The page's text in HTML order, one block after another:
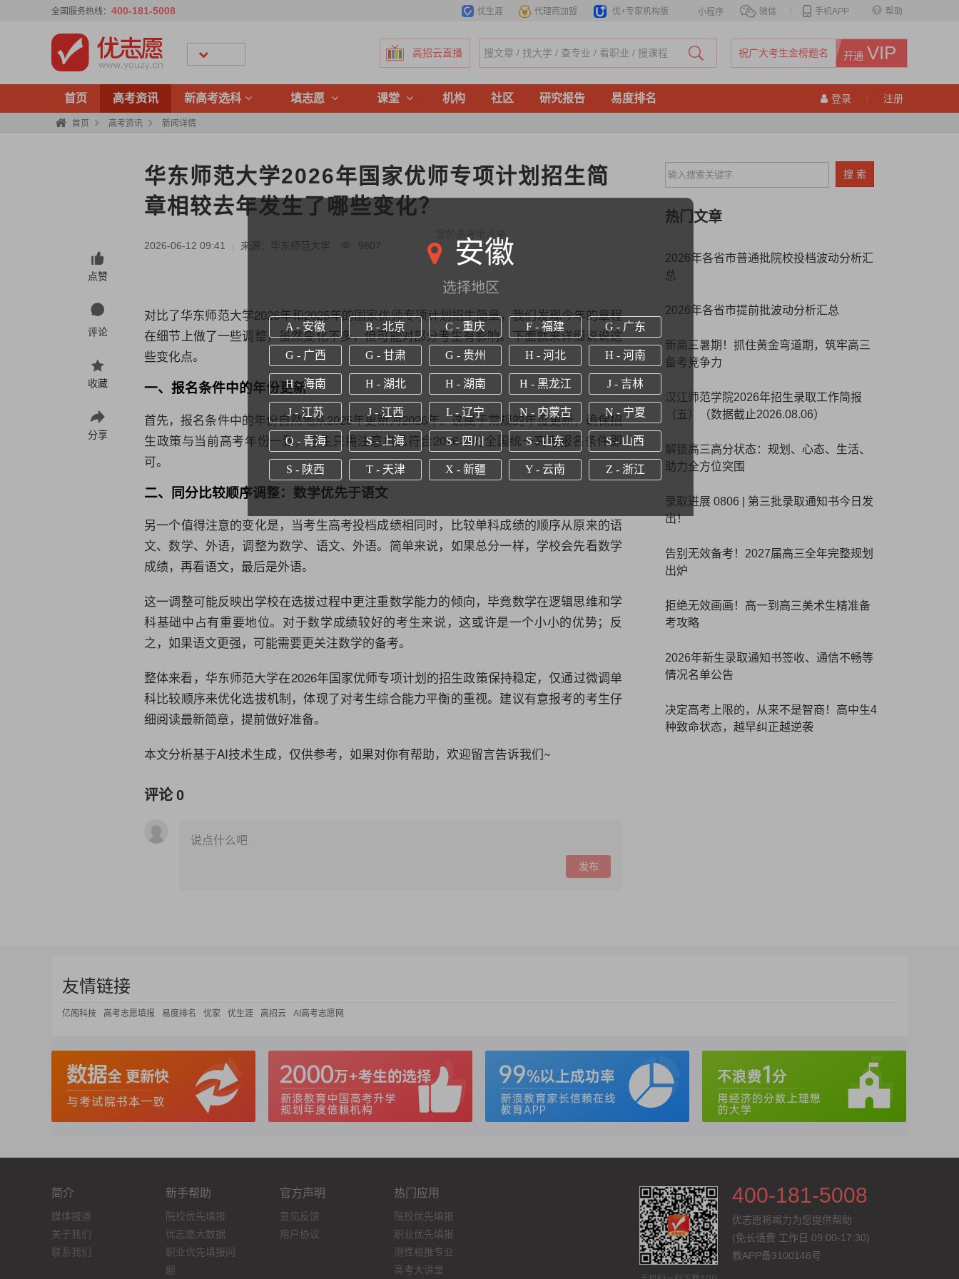
帮助
手机APP
微信
小程序
优+专家机构版
代理商加盟
优生涯
全国服务热线： 400-181-5008
祝广大考生金榜题名 开通 VIP
高招云直播
首页 高考资讯 新高考选科 填志愿 课堂 机构 社区 研究报告 易度排名 登录 | 注册
首页 高考资讯 新闻详情
点赞
评论
收藏
分享
华东师范大学2026年国家优师专项计划招生简
章相较去年发生了哪些变化？
2026-06-12 09:41 | 来源：华东师范大学 9807
对比了华东师范大学2026年和2025年的国家优师专项计划招生简章，我们发现今年的章程
在细节上做了一些调整，虽然变化不多，但可能对部分考生有影响。下面就来详细说说这
些变化点。
一、报名条件中的年份更新
首先，报名条件中的年份自然地从2025年更新为2026年。这属于常规的年度更新，确保招
生政策与当前高考年份一致，考生只需注意自己符合2026年的全国统一高考报名条件即
可。
二、同分比较顺序调整：数学优先于语文
另一个值得注意的变化是，当考生高考投档成绩相同时，比较单科成绩的顺序从原来的语
文、数学、外语，调整为数学、语文、外语。简单来说，如果总分一样，学校会先看数学
成绩，再看语文，最后是外语。
这一调整可能反映出学校在选拔过程中更注重数学能力的倾向，毕竟数学在逻辑思维和学
科基础中占有重要地位。对于数学成绩较好的考生来说，这或许是一个小小的优势；反
之，如果语文更强，可能需要更关注数学的备考。
整体来看，华东师范大学在2026年国家优师专项计划的招生政策保持稳定，仅通过微调单
科比较顺序来优化选拔机制，体现了对考生综合能力平衡的重视。建议有意报考的考生仔
细阅读最新简章，提前做好准备。
本文分析基于AI技术生成，仅供参考，如果对你有帮助，欢迎留言告诉我们~
评论 0
说点什么吧
发布
热门文章
2026年各省市普通批院校投档波动分析汇
总
2026年各省市提前批波动分析汇总
新高三暑期！抓住黄金弯道期，筑牢高三
备考竞争力
汉江师范学院2026年招生录取工作简报
（五）（数据截止2026.08.06）
解锁高三高分状态：规划、心态、生活、
助力全方位突围
录取进展 0806 | 第三批录取通知书今日发
出！
告别无效备考！2027届高三全年完整规划
出炉
拒绝无效画画！高一到高三美术生精准备
考攻略
2026年新生录取通知书签收、通信不畅等
情况名单公告
决定高考上限的，从来不是智商！高中生4
种致命状态，越早纠正越逆袭
友情链接
亿阁科技 高考志愿填报 易度排名 优家 优生涯 高招云 AI高考志愿网
400-181-5008
优志愿将竭力为您提供帮助
(免长话费 工作日 09:00-17:30)
教APP备3100148号
简介
媒体报道
关于我们
联系我们
新手帮助
院校优先填报
优志愿大数据
职业优先填报问
题
官方声明
意见反馈
用户协议
热门应用
院校优先填报
职业优先填报
测性格推专业
高考大讲堂
您的高考地点是
安徽
选择地区
A - 安徽 B - 北京 C - 重庆 F - 福建 G - 广东
G - 广西 G - 甘肃 G - 贵州 H - 河北 H - 河南
H - 海南 H - 湖北 H - 湖南 H - 黑龙江 J - 吉林
J - 江苏 J - 江西 L - 辽宁 N - 内蒙古 N - 宁夏
Q - 青海 S - 上海 S - 四川 S - 山东 S - 山西
S - 陕西 T - 天津 X - 新疆 Y - 云南 Z - 浙江